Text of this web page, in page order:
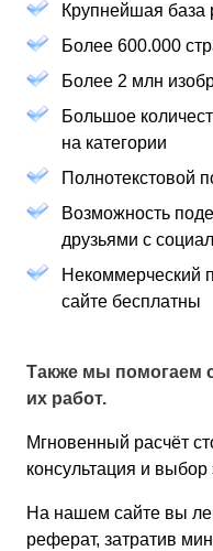
Крупнейшая база
Более 600.000
Более 2 млн
Большое
на категории
Полнотекстовой
Возможность
друзьями с
Некоммерческий
сайте бесплатны
Также мы помогаем
их работ.
Мгновенный расчёт
консультация и выбор
На нашем сайте вы
реферат, затратив